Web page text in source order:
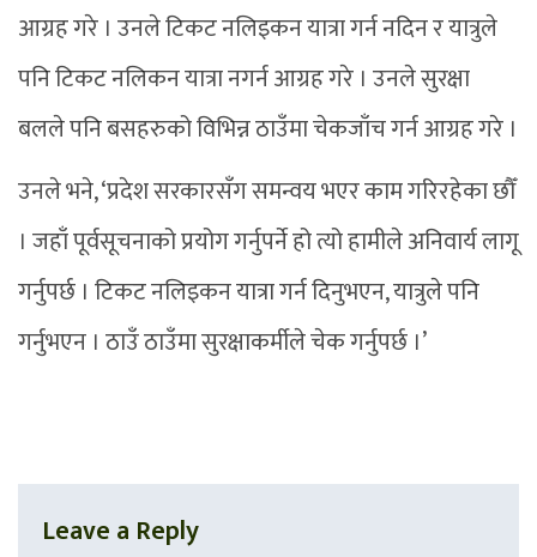
आग्रह गरे । उनले टिकट नलिइकन यात्रा गर्न नदिन र यात्रुले
पनि टिकट नलिकन यात्रा नगर्न आग्रह गरे । उनले सुरक्षा
बलले पनि बसहरुको विभिन्न ठाउँमा चेकजाँच गर्न आग्रह गरे ।
उनले भने, ‘प्रदेश सरकारसँग समन्वय भएर काम गरिरहेका छौँ
। जहाँ पूर्वसूचनाको प्रयोग गर्नुपर्ने हो त्यो हामीले अनिवार्य लागू
गर्नुपर्छ । टिकट नलिइकन यात्रा गर्न दिनुभएन, यात्रुले पनि
गर्नुभएन । ठाउँ ठाउँमा सुरक्षाकर्मीले चेक गर्नुपर्छ ।’
Leave a Reply